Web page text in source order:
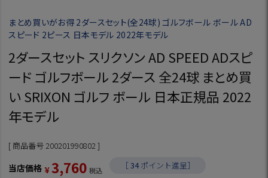
まとめ買いがお得 2ダースセット(全24球) ゴルフボール ボール AD
スピード 2ピース 日本モデル 2022年モデル
2ダースセット スリクソン AD SPEED ADスピ
ード ゴルフボール 2ダース 全24球 まとめ買
い SRIXON ゴルフ ボール 日本正規品 2022
年モデル
商品番号 200201990802
当店価格 ¥3,760 税込 ［34 ポイント進呈］